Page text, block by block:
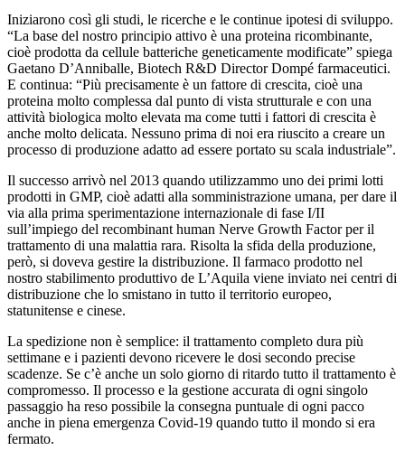
Iniziarono così gli studi, le ricerche e le continue ipotesi di sviluppo.
“La base del nostro principio attivo è una proteina ricombinante,
cioè prodotta da cellule batteriche geneticamente modificate” spiega
Gaetano D’Anniballe, Biotech R&D Director Dompé farmaceutici.
E continua: “Più precisamente è un fattore di crescita, cioè una
proteina molto complessa dal punto di vista strutturale e con una
attività biologica molto elevata ma come tutti i fattori di crescita è
anche molto delicata. Nessuno prima di noi era riuscito a creare un
processo di produzione adatto ad essere portato su scala industriale”.
Il successo arrivò nel 2013 quando utilizzammo uno dei primi lotti
prodotti in GMP, cioè adatti alla somministrazione umana, per dare il
via alla prima sperimentazione internazionale di fase I/II
sull’impiego del recombinant human Nerve Growth Factor per il
trattamento di una malattia rara. Risolta la sfida della produzione,
però, si doveva gestire la distribuzione. Il farmaco prodotto nel
nostro stabilimento produttivo de L’Aquila viene inviato nei centri di
distribuzione che lo smistano in tutto il territorio europeo,
statunitense e cinese.
La spedizione non è semplice: il trattamento completo dura più
settimane e i pazienti devono ricevere le dosi secondo precise
scadenze. Se c’è anche un solo giorno di ritardo tutto il trattamento è
compromesso. Il processo e la gestione accurata di ogni singolo
passaggio ha reso possibile la consegna puntuale di ogni pacco
anche in piena emergenza Covid-19 quando tutto il mondo si era
fermato.